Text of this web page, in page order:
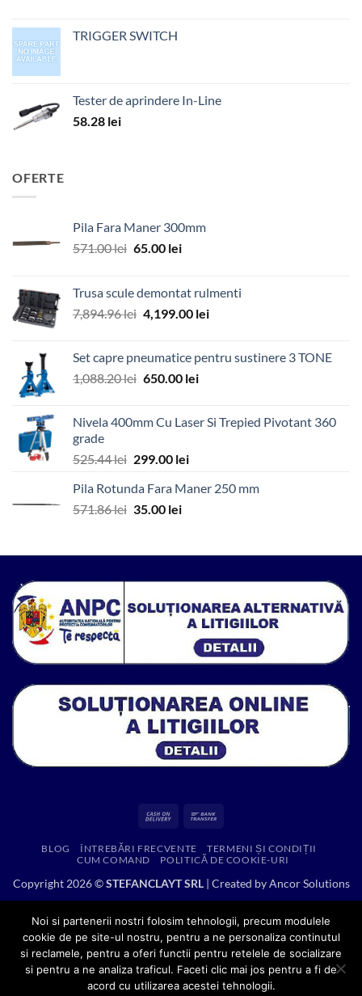
TRIGGER SWITCH
Tester de aprindere In-Line
58.28 lei
OFERTE
Pila Fara Maner 300mm
571.00lei Prețul
fost:
571.00 lei.
65.00 leiPrețul
65.00 lei.
Trusa scule demontat rulmenti
7,894.96lei Prețul
fost:
7,894.96 lei.
4,199.00 leiPrețul
4,199.00 lei.
Set capre pneumatice pentru sustinere 3 TONE
1,088.20lei Prețul
fost:
650.00 leiPrețul
650.00 lei.
Nivela 400mm Cu Laser Si Trepied Pivotant 360
grade
525.44lei Prețul
a
fost:
299.00 leiPrețul
este:
Pila Rotunda Fara Maner 250 mm
571.86lei Prețul
fost:
35.00 leiPrețul
35.00 lei.
Cash
Delivery
BLOG ÎNTREBĂRI FRECVENTE
TERMENI ȘI CONDIȚII
CUM COMAND
POLITICĂ DE COOKIE-URI
Copyright 2026 ©STEFANCLAYT SRL| Created byAncor Solutions
Noi si partenerii nostri folosim tehnologii, precum modulele
cookie de pe site-ul nostru, pentru a ne personaliza continutul
si reclamele, pentru a oferi functii pentru retelele de socializare
si pentru a ne analiza traficul. Faceti clic mai jos pentru a fi de
acord cu utilizarea acestei tehnologii.